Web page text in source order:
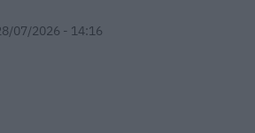
07/2026 - 14:16